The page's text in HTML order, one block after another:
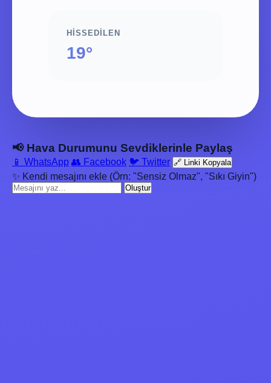
HISSEDILEN
19°
📢 Hava Durumunu Sevdiklerinle Paylaş
📱 WhatsApp 👥 Facebook 🐦 Twitter 🔗 Linki Kopyala
✨ Kendi mesajını ekle (Örn: "Sensiz Olmaz", "Sıkı Giyin")
Oluştur